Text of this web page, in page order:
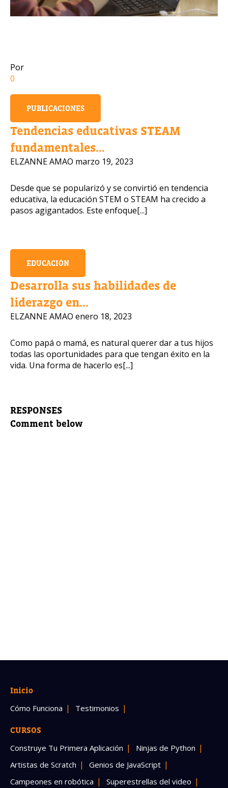
Por
0
PUBLICACIONES
Tendencias educativas STEAM
fundamentales...
ELZANNE AMAO marzo 19, 2023
Desde que se popularizó y se convirtió en tendencia
educativa, la educación STEM o STEAM ha crecido a
pasos agigantados. Este enfoque[...]
EDUCACIÓN
Desarrolla sus habilidades de
liderazgo en...
ELZANNE AMAO enero 18, 2023
Como papá o mamá, es natural querer dar a tus hijos
todas las oportunidades para que tengan éxito en la
vida. Una forma de hacerlo es[...]
RESPONSES
Comment below
Inicio
Cómo Funciona Testimonios
CURSOS
Construye Tu Primera Aplicación
Ninjas de Python
Artistas de Scratch
Genios de JavaScript
Campeones en robótica
Superestrellas del video
OBTENER INFORMACIÓN